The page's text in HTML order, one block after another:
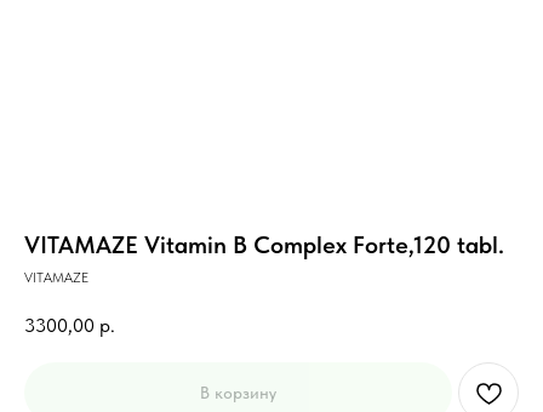
VITAMAZE Vitamin B Complex Forte,120 tabl.
VITAMAZE
3300,00 р.
В корзину